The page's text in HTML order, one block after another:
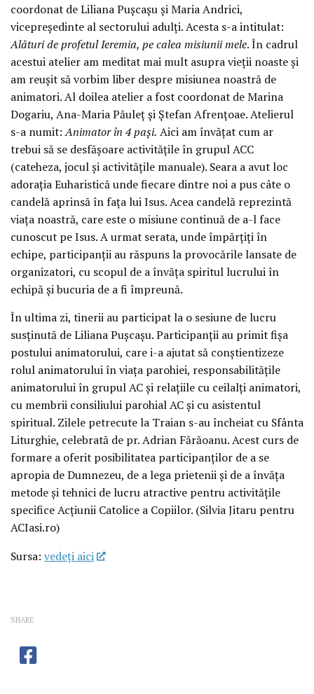
coordonat de Liliana Pușcașu și Maria Andrici,
vicepreședinte al sectorului adulți. Acesta s-a intitulat:
Alături de profetul Ieremia, pe calea misiunii mele. În cadrul
acestui atelier am meditat mai mult asupra vieții noaste și
am reușit să vorbim liber despre misiunea noastră de
animatori. Al doilea atelier a fost coordonat de Marina
Dogariu, Ana-Maria Păuleț și Ștefan Afrențoae. Atelierul
s-a numit:Animator în 4 pași. Aici am învățat cum ar
trebui să se desfășoare activitățile în grupul ACC
(cateheza, jocul și activitățile manuale). Seara a avut loc
adorația Euharistică unde fiecare dintre noi a pus câte o
candelă aprinsă în fața lui Isus. Acea candelă reprezintă
viața noastră, care este o misiune continuă de a-l face
cunoscut pe Isus. A urmat serata, unde împărțiți în
echipe, participanții au răspuns la provocările lansate de
organizatori, cu scopul de a învăța spiritul lucrului în
echipă și bucuria de a fi împreună.
În ultima zi, tinerii au participat la o sesiune de lucru
susținută de Liliana Pușcașu. Participanții au primit fișa
postului animatorului, care i-a ajutat să conștientizeze
rolul animatorului în viața parohiei, responsabilitățile
animatorului în grupul AC și relațiile cu ceilalți animatori,
cu membrii consiliului parohial AC și cu asistentul
spiritual. Zilele petrecute la Traian s-au încheiat cu Sfânta
Liturghie, celebrată de pr. Adrian Fărăoanu. Acest curs de
formare a oferit posibilitatea participanților de a se
apropia de Dumnezeu, de a lega prietenii și de a învăța
metode și tehnici de lucru atractive pentru activitățile
specifice Acțiunii Catolice a Copiilor. (Silvia Jitaru pentru
ACIasi.ro)
Sursa: vedeţi aici
SHARE